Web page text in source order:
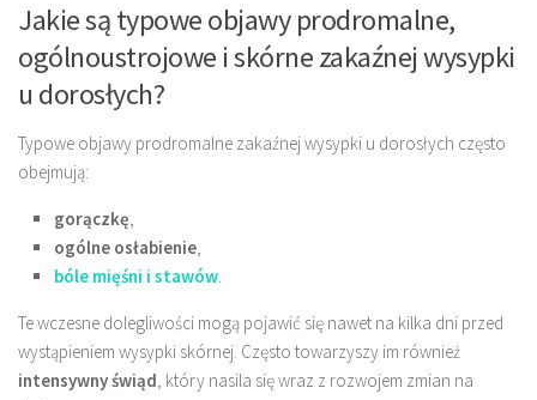
Jakie są typowe objawy prodromalne,
ogólnoustrojowe i skórne zakaźnej wysypki
u dorosłych?
Typowe objawy prodromalne zakaźnej wysypki u dorosłych często
obejmują:
gorączkę,
ogólne osłabienie,
bóle mięśni i stawów.
Te wczesne dolegliwości mogą pojawić się nawet na kilka dni przed
wystąpieniem wysypki skórnej. Często towarzyszy im również
intensywny świąd, który nasila się wraz z rozwojem zmian na